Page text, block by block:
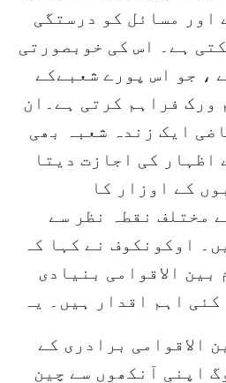
اور مسائل کو درستگی
ہے۔ اس کی خوبصورتی
، جو اس پورے شعبےکے
ورک فراہم کرتی ہے۔ان
ایک زندہ شعبہ بھی
اظہار کی اجازت دیتا
کے اوزار کا
مختلف نقطہ نظر سے
اوکونکوف نے کہا کہ
الاقوامی بنیادی
اہم اقدار ہیں۔ یہ
الاقوامی برادری کے
اپنی آنکھوں سے چین